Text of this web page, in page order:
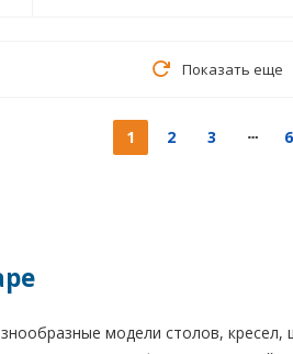
Показать еще
1 2 3
модели столов,